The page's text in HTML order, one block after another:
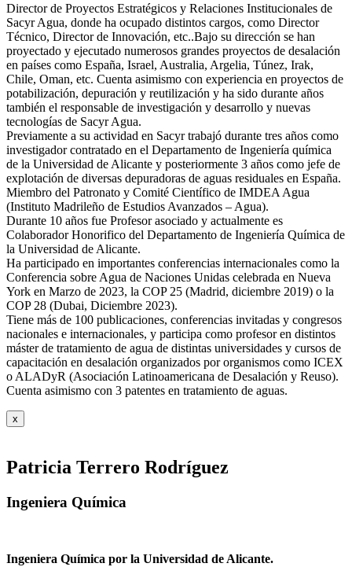
Director de Proyectos Estratégicos y Relaciones Institucionales de
Sacyr Agua, donde ha ocupado distintos cargos, como Director
Técnico, Director de Innovación, etc..Bajo su dirección se han
proyectado y ejecutado numerosos grandes proyectos de desalación
en países como España, Israel, Australia, Argelia, Túnez, Irak,
Chile, Oman, etc. Cuenta asimismo con experiencia en proyectos de
potabilización, depuración y reutilización y ha sido durante años
también el responsable de investigación y desarrollo y nuevas
tecnologías de Sacyr Agua.
Previamente a su actividad en Sacyr trabajó durante tres años como
investigador contratado en el Departamento de Ingeniería química
de la Universidad de Alicante y posteriormente 3 años como jefe de
explotación de diversas depuradoras de aguas residuales en España.
Miembro del Patronato y Comité Científico de IMDEA Agua
(Instituto Madrileño de Estudios Avanzados – Agua).
Durante 10 años fue Profesor asociado y actualmente es
Colaborador Honorifico del Departamento de Ingeniería Química de
la Universidad de Alicante.
Ha participado en importantes conferencias internacionales como la
Conferencia sobre Agua de Naciones Unidas celebrada en Nueva
York en Marzo de 2023, la COP 25 (Madrid, diciembre 2019) o la
COP 28 (Dubai, Diciembre 2023).
Tiene más de 100 publicaciones, conferencias invitadas y congresos
nacionales e internacionales, y participa como profesor en distintos
máster de tratamiento de agua de distintas universidades y cursos de
capacitación en desalación organizados por organismos como ICEX
o ALADyR (Asociación Latinoamericana de Desalación y Reuso).
Cuenta asimismo con 3 patentes en tratamiento de aguas.
x
Patricia Terrero Rodríguez
Ingeniera Química
Ingeniera Química por la Universidad de Alicante.